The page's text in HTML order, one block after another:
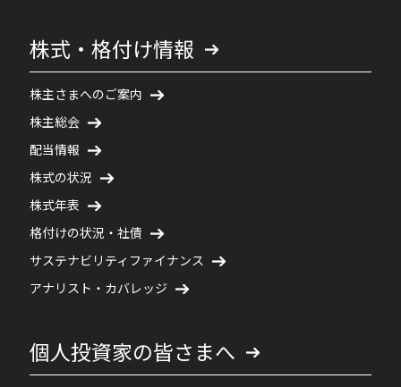
株式・格付け情報
株主さまへのご案内
株主総会
配当情報
株式の状況
株式年表
格付けの状況・社債
サステナビリティファイナンス
アナリスト・カバレッジ
個人投資家の皆さまへ